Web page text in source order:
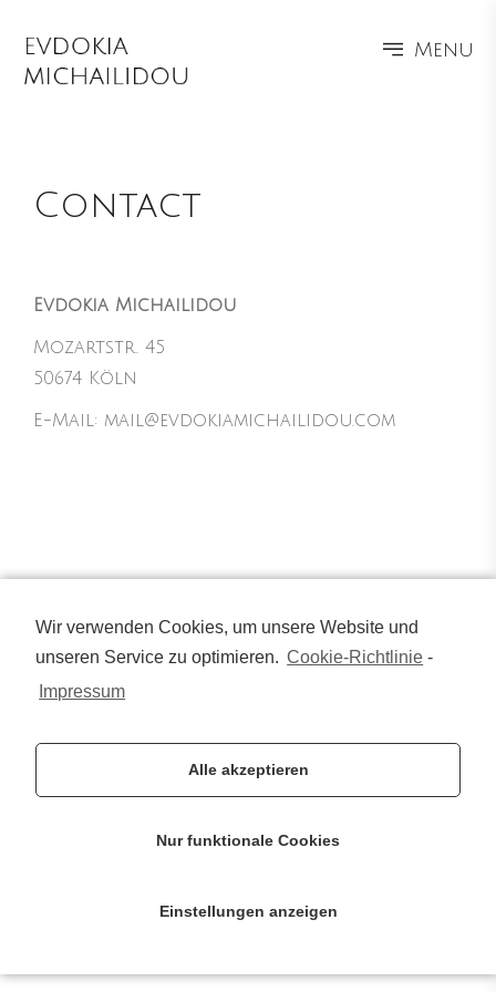
Wir verwenden Cookies, um unsere Website und
unseren Service zu optimieren. Cookie-Richtlinie -
Impressum
Alle akzeptieren
Nur funktionale Cookies
Einstellungen anzeigen
Menu
Contact
Evdokia Michailidou
Mozartstr. 45
50674 Köln
E-Mail: mail@evdokiamichailidou.com